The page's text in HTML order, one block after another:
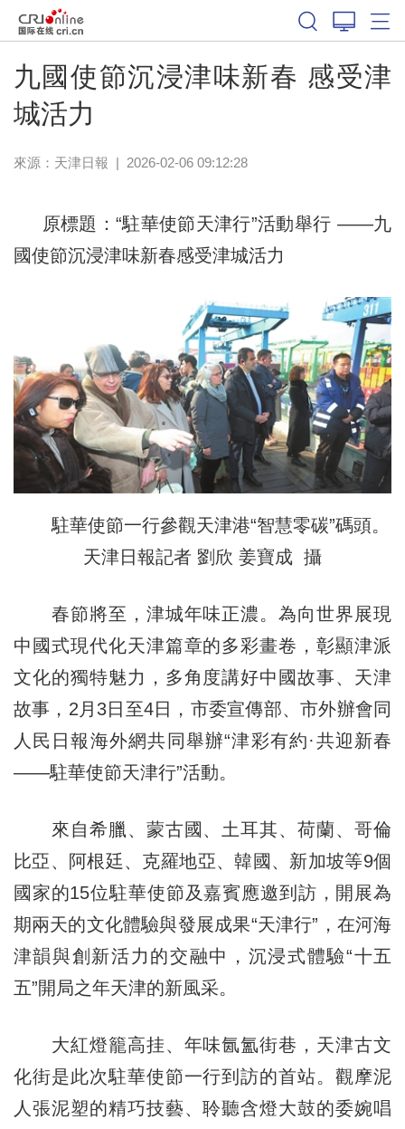
九國使節沉浸津味新春 感受津
城活力
來源： 天津日報 | 2026-02-06 09:12:28
原標題：“駐華使節天津行”活動舉行 ——九
國使節沉浸津味新春感受津城活力
駐華使節一行參觀天津港“智慧零碳”碼頭。
天津日報記者 劉欣 姜寶成 攝
春節將至，津城年味正濃。為向世界展現
中國式現代化天津篇章的多彩畫卷，彰顯津派
文化的獨特魅力，多角度講好中國故事、天津
故事，2月3日至4日，市委宣傳部、市外辦會同
人民日報海外網共同舉辦“津彩有約·共迎新春
——駐華使節天津行”活動。
來自希臘、蒙古國、土耳其、荷蘭、哥倫
比亞、阿根廷、克羅地亞、韓國、新加坡等9個
國家的15位駐華使節及嘉賓應邀到訪，開展為
期兩天的文化體驗與發展成果“天津行”，在河海
津韻與創新活力的交融中，沉浸式體驗“十五
五”開局之年天津的新風采。
大紅燈籠高挂、年味氤氳街巷，天津古文
化街是此次駐華使節一行到訪的首站。觀摩泥
人張泥塑的精巧技藝、聆聽含燈大鼓的委婉唱